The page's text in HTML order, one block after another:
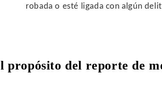
robada o esté ligada con algún
propósito del reporte de